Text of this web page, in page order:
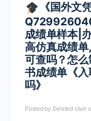
《国外文
成绩单样本|
高仿真成绩
可查吗？怎
书成绩单《
吗》
Posted by Deleted User